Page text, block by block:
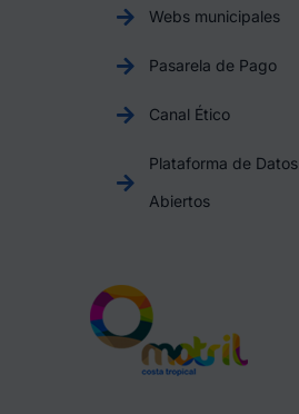
Webs municipales
Pasarela de Pago
Canal Ético
Plataforma de Datos
Abiertos